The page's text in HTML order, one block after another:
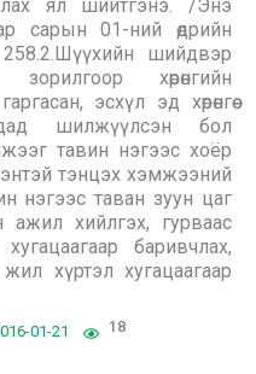
ял шийтгэнэ. /Энэ
сарын 01-ний өдрийн
258.2.Шүүхийн шийдвэр
хөрөнгийн
эсхүл эд хөрөнгөө
шилжүүлсэн бол
тавин нэгээс хоёр
тэнцэх хэмжээний
нэгээс таван зуун цаг
ажил хийлгэх, гурваас
баривчлах,
хүртэл хугацаагаар
01-21 18